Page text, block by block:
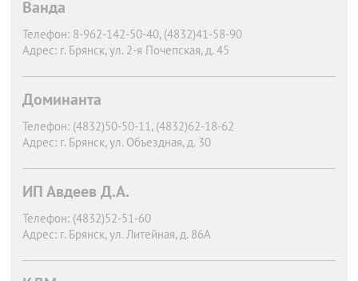
Ванда
Телефон: 8-962-142-50-40, (4832)41-58-90
Адрес: г. Брянск, ул. 2-я Почепская, д. 45
Доминанта
Телефон: (4832)50-50-11, (4832)62-18-62
Адрес: г. Брянск, ул. Объездная, д. 30
ИП Авдеев Д.А.
Телефон: (4832)52-51-60
Адрес: г. Брянск, ул. Литейная, д. 86А